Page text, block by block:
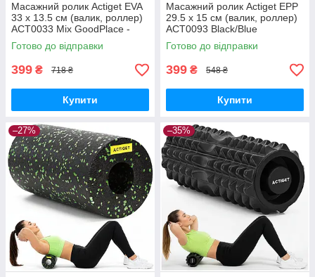
Масажний ролик Actiget EVA
33 x 13.5 см (валик, роллер)
ACT0033 Mix GoodPlace -
worry-free-shopping-
Готово до відправки
399 ₴ 718 ₴
Купити
Масажний ролик Actiget EPP
29.5 x 15 см (валик, роллер)
ACT0093 Black/Blue
GoodPlace -worry-free-
shopping-
Готово до відправки
399 ₴ 548 ₴
Купити
–27% –35%